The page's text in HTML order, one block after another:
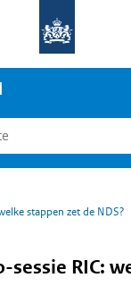
stappen zet de NDS?
sessie RIC: